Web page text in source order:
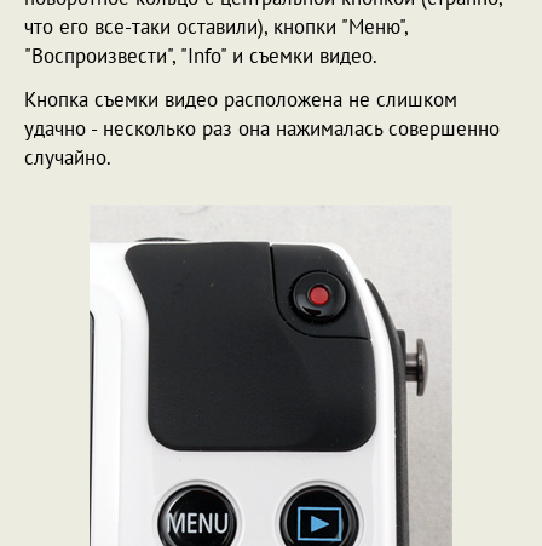
что его все-таки оставили), кнопки "Меню",
"Воспроизвести", "Info" и съемки видео.
Кнопка съемки видео расположена не слишком
удачно - несколько раз она нажималась совершенно
случайно.